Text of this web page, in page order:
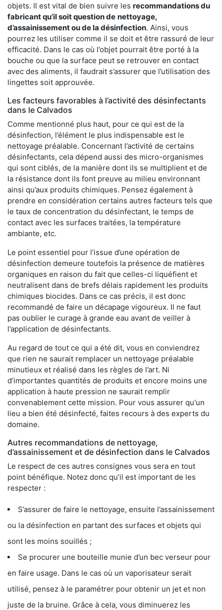
objets. Il est vital de bien suivre les recommandations du
fabricant qu’il soit question de nettoyage,
d’assainissement ou de la désinfection. Ainsi, vous
pourrez les utiliser comme il se doit et être rassuré de leur
efficacité. Dans le cas où l’objet pourrait être porté à la
bouche ou que la surface peut se retrouver en contact
avec des aliments, il faudrait s’assurer que l’utilisation des
lingettes soit approuvée.
Les facteurs favorables à l’activité des désinfectants
dans le Calvados
Comme mentionné plus haut, pour ce qui est de la
désinfection, l’élément le plus indispensable est le
nettoyage préalable. Concernant l’activité de certains
désinfectants, cela dépend aussi des micro-organismes
qui sont ciblés, de la manière dont ils se multiplient et de
la résistance dont ils font preuve au milieu environnant
ainsi qu’aux produits chimiques. Pensez également à
prendre en considération certains autres facteurs tels que
le taux de concentration du désinfectant, le temps de
contact avec les surfaces traitées, la température
ambiante, etc.
Le point essentiel pour l’issue d’une opération de
désinfection demeure toutefois la présence de matières
organiques en raison du fait que celles-ci liquéfient et
neutralisent dans de brefs délais rapidement les produits
chimiques biocides. Dans ce cas précis, il est donc
recommandé de faire un décapage vigoureux. Il ne faut
pas oublier le curage à grande eau avant de veiller à
l’application de désinfectants.
Au regard de tout ce qui a été dit, vous en conviendrez
que rien ne saurait remplacer un nettoyage préalable
minutieux et réalisé dans les règles de l’art. Ni
d’importantes quantités de produits et encore moins une
application à haute pression ne saurait remplir
convenablement cette mission. Pour vous assurer qu'un
lieu a bien été désinfecté, faites recours à des experts du
domaine.
Autres recommandations de nettoyage,
d’assainissement et de désinfection dans le Calvados
Le respect de ces autres consignes vous sera en tout
point bénéfique. Notez donc qu’il est important de les
respecter :
S’assurer de faire le nettoyage, ensuite l’assainissement
ou la désinfection en partant des surfaces et objets qui
sont les moins souillés ;
Se procurer une bouteille munie d’un bec verseur pour
en faire usage. Dans le cas où un vaporisateur serait
utilisé, pensez à le paramétrer pour obtenir un jet et non
juste de la bruine. Grâce à cela, vous diminuerez les